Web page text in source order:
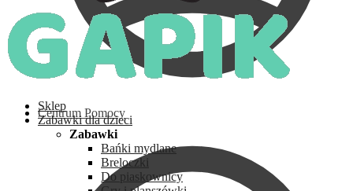
Centrum Pomocy
Sklep
Zabawki dla dzieci
Zabawki
Bańki mydlane
Breloczki
Do piaskownicy